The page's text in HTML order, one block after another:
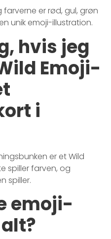
er rød, gul, grøn
unik emoji-illustration.
hvis jeg
Emoji-
i
er et Wild
spiller farven, og
spiller.
emoji-